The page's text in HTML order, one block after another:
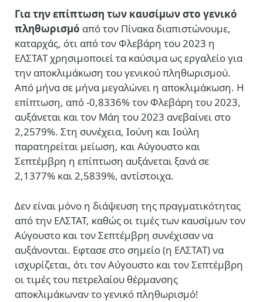
Για την επίπτωση των καυσίμων στο γενικό
πληθωρισμό από τον Πίνακα διαπιστώνουμε,
καταρχάς, ότι από τον Φλεβάρη του 2023 η
ΕΛΣΤΑΤ χρησιμοποιεί τα καύσιμα ως εργαλείο για
την αποκλιμάκωση του γενικού πληθωρισμού.
Από μήνα σε μήνα μεγαλώνει η αποκλιμάκωση. Η
επίπτωση, από -0,8336% τον Φλεβάρη του 2023,
αυξάνεται και τον Μάη του 2023 ανεβαίνει στο
2,2579%. Στη συνέχεια, Ιούνη και Ιούλη
παρατηρείται μείωση, και Αύγουστο και
Σεπτέμβρη η επίπτωση αυξάνεται ξανά σε
2,1377% και 2,5839%, αντίστοιχα.
Δεν είναι μόνο η διάψευση της πραγματικότητας
από την ΕΛΣΤΑΤ, καθώς οι τιμές των καυσίμων τον
Αύγουστο και τον Σεπτέμβρη συνέχισαν να
αυξάνονται. Εφτασε στο σημείο (η ΕΛΣΤΑΤ) να
ισχυρίζεται, ότι τον Αύγουστο και τον Σεπτέμβρη
οι τιμές του πετρελαίου θέρμανσης
αποκλιμάκωναν το γενικό πληθωρισμό!